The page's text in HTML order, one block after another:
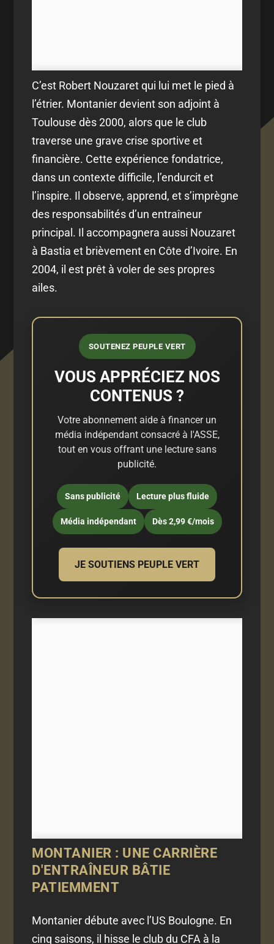
C’est Robert Nouzaret qui lui met le pied à
l’étrier. Montanier devient son adjoint à
Toulouse dès 2000, alors que le club
traverse une grave crise sportive et
financière. Cette expérience fondatrice,
dans un contexte difficile, l’endurcit et
l’inspire. Il observe, apprend, et s’imprègne
des responsabilités d’un entraîneur
principal. Il accompagnera aussi Nouzaret
à Bastia et brièvement en Côte d’Ivoire. En
2004, il est prêt à voler de ses propres
ailes.
SOUTENEZ PEUPLE VERT
VOUS APPRÉCIEZ NOS
CONTENUS ?
Votre abonnement aide à financer un
média indépendant consacré à l'ASSE,
tout en vous offrant une lecture sans
publicité.
Sans publicité Lecture plus fluide
Média indépendant Dès 2,99 €/mois
JE SOUTIENS PEUPLE VERT
MONTANIER : UNE CARRIÈRE
D'ENTRAÎNEUR BÂTIE
PATIEMMENT
Montanier débute avec l’US Boulogne. En
cinq saisons, il hisse le club du CFA à la